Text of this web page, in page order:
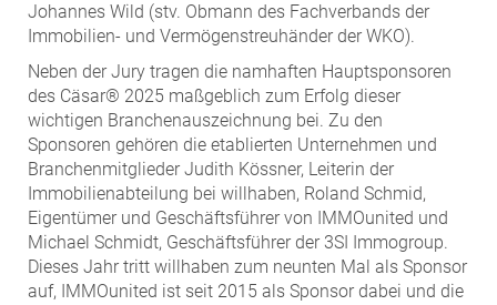
Johannes Wild (stv. Obmann des Fachverbands der
Immobilien- und Vermögenstreuhänder der WKO).
Neben der Jury tragen die namhaften Hauptsponsoren
des Cäsar® 2025 maßgeblich zum Erfolg dieser
wichtigen Branchenauszeichnung bei. Zu den
Sponsoren gehören die etablierten Unternehmen und
Branchenmitglieder Judith Kössner, Leiterin der
Immobilienabteilung bei willhaben, Roland Schmid,
Eigentümer und Geschäftsführer von IMMOunited und
Michael Schmidt, Geschäftsführer der 3SI Immogroup.
Dieses Jahr tritt willhaben zum neunten Mal als Sponsor
auf, IMMOunited ist seit 2015 als Sponsor dabei und die